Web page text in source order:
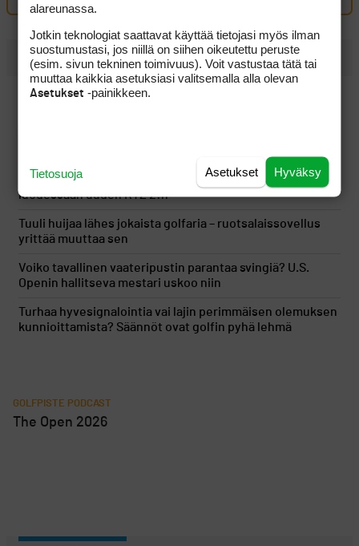
UUSIMMAT
PGA Tourin runkosarja on Sami Välimäen osalta ohi,
Cleveland toi legendan takaisin suunnittelupöydälle
luodessaan uuden RTZ 2:n
Tuuli huijaa lähes jokaista golfaria – ruotsalaissovellus
yrittää muuttaa sen
Voiko tavallinen vaateripustin parantaa svingiä? U.S.
Openin hallitseva mestari uskoo niin
Turhaa hyvesignalointia vai lajin perimmäisen olemuksen
kunnioittamista? Säännöt ovat golfin pyhä lehmä
GOLFPISTE PODCAST
The Open 2026
alareunassa.
Jotkin teknologiat saattavat käyttää tietojasi myös ilman
suostumustasi, jos niillä on siihen oikeutettu peruste
(esim. sivun tekninen toimivuus). Voit vastustaa tätä tai
muuttaa kaikkia asetuksiasi valitsemalla alla olevan
Asetukset -painikkeen.
Hyväksy
Asetukset
Tietosuoja